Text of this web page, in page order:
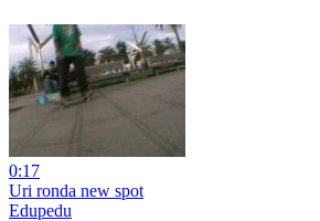
0:17
Uri ronda new spot
Edupedu